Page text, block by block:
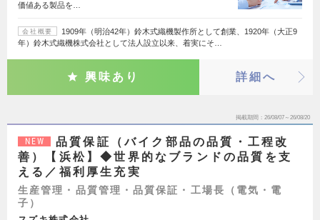
価値ある製品を…
会社概要
1909年（明治42年）鈴木式織機製作所として創業、1920年（大正9
年）鈴木式織機株式会社として法人設立以来、着実にそ…
興味あり 詳細へ
掲載期間 26/08/07～26/08/20
NEW
品質保証（バイク部品の品質・工程改
善）【浜松】◆世界的なブランドの品質を支
える／福利厚生充実
生産管理・品質管理・品質保証・工場長（電気・電
子）